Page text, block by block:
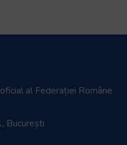
al Federației Române
București